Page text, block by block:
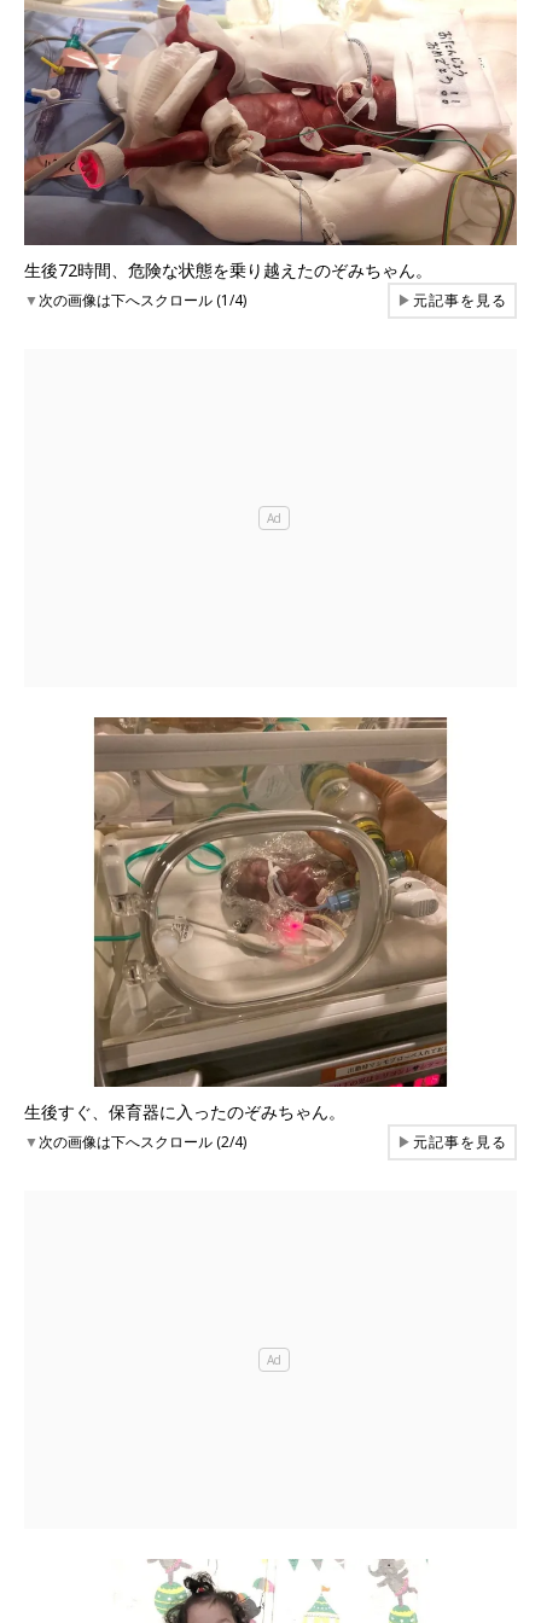
生後72時間、危険な状態を乗り越えたのぞみちゃん。
▼次の画像は下へスクロール (1/4) ▶元記事を見る
生後すぐ、保育器に入ったのぞみちゃん。
▼次の画像は下へスクロール (2/4) ▶元記事を見る